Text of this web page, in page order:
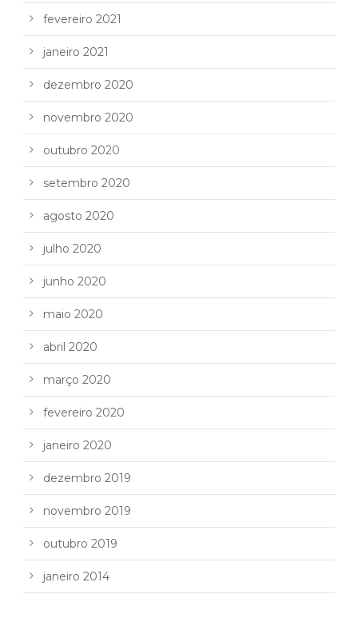
fevereiro 2021
janeiro 2021
dezembro 2020
novembro 2020
outubro 2020
setembro 2020
agosto 2020
julho 2020
junho 2020
maio 2020
abril 2020
março 2020
fevereiro 2020
janeiro 2020
dezembro 2019
novembro 2019
outubro 2019
janeiro 2014